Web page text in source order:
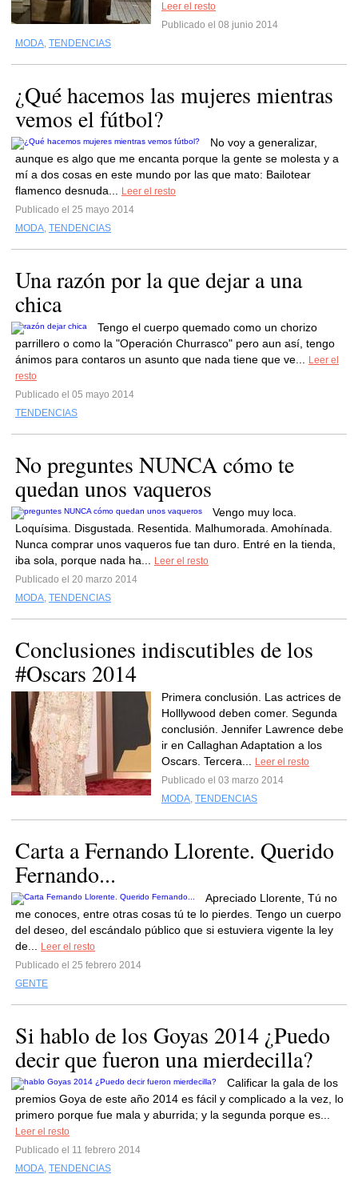
Leer el resto
Publicado el 08 junio 2014
MODA, TENDENCIAS
¿Qué hacemos las mujeres mientras
vemos el fútbol?
No voy a generalizar,
aunque es algo que me encanta porque la gente se molesta y a
mí a dos cosas en este mundo por las que mato: Bailotear
flamenco desnuda...
Leer el resto
Publicado el 25 mayo 2014
MODA, TENDENCIAS
Una razón por la que dejar a una
chica
Tengo el cuerpo quemado como un chorizo
parrillero o como la "Operación Churrasco" pero aun así, tengo
ánimos para contaros un asunto que nada tiene que ve...
Leer el
resto
Publicado el 05 mayo 2014
TENDENCIAS
No preguntes NUNCA cómo te
quedan unos vaqueros
Vengo muy loca.
Loquísima. Disgustada. Resentida. Malhumorada. Amohínada.
Nunca comprar unos vaqueros fue tan duro. Entré en la tienda,
iba sola, porque nada ha...
Leer el resto
Publicado el 20 marzo 2014
MODA, TENDENCIAS
Conclusiones indiscutibles de los
#Oscars 2014
Primera conclusión. Las actrices de
Holllywood deben comer. Segunda
conclusión. Jennifer Lawrence debe
ir en Callaghan Adaptation a los
Oscars. Tercera...
Leer el resto
Publicado el 03 marzo 2014
MODA, TENDENCIAS
Carta a Fernando Llorente. Querido
Fernando...
Apreciado Llorente, Tú no
me conoces, entre otras cosas tú te lo pierdes. Tengo un cuerpo
del deseo, del escándalo público que si estuviera vigente la ley
de...
Leer el resto
Publicado el 25 febrero 2014
GENTE
Si hablo de los Goyas 2014 ¿Puedo
decir que fueron una mierdecilla?
Calificar la gala de los
premios Goya de este año 2014 es fácil y complicado a la vez, lo
primero porque fue mala y aburrida; y la segunda porque es...
Leer el resto
Publicado el 11 febrero 2014
MODA, TENDENCIAS